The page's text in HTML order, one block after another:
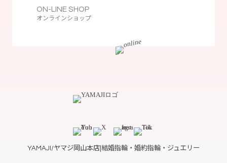
ON-LINE SHOP
オンラインショップ
YAMAJI/ヤマジ岡山本店|結婚指輪・婚約指輪・ジュエリー